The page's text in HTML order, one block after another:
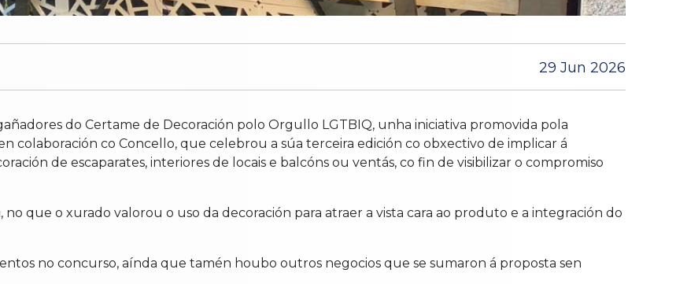
29 Jun 2026
do Certame de Decoración polo Orgullo LGTBIQ, unha iniciativa promovida pola
colaboración co Concello, que celebrou a súa terceira edición co obxectivo de implicar á
de escaparates, interiores de locais e balcóns ou ventás, co fin de visibilizar o compromiso
que o xurado valorou o uso da decoración para atraer a vista cara ao produto e a integración do
no concurso, aínda que tamén houbo outros negocios que se sumaron á proposta sen